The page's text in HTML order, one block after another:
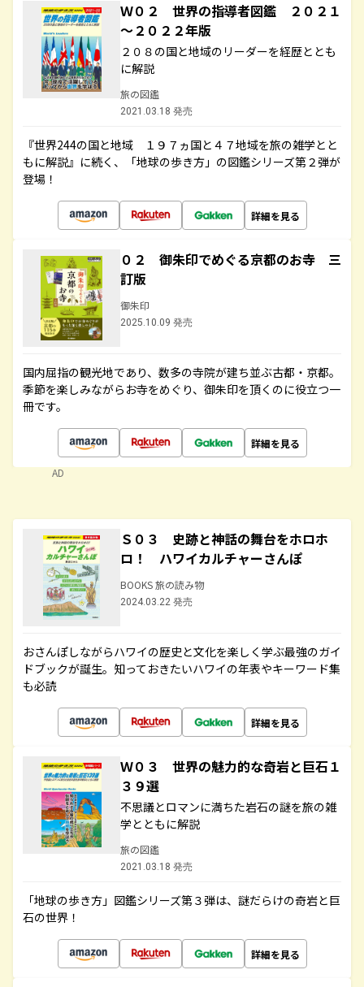
Ｗ０２ 世界の指導者図鑑 ２０２１
～２０２２年版
２０８の国と地域のリーダーを経歴ととも
に解説
旅の図鑑
2021.03.18 発売
『世界244の国と地域 １９７ヵ国と４７地域を旅の雑学とと
もに解説』に続く、「地球の歩き方」の図鑑シリーズ第２弾が
登場！
詳細を見る
０２ 御朱印でめぐる京都のお寺 三
訂版
御朱印
2025.10.09 発売
国内屈指の観光地であり、数多の寺院が建ち並ぶ古都・京都。
季節を楽しみながらお寺をめぐり、御朱印を頂くのに役立つ一
冊です。
詳細を見る
AD
Ｓ０３ 史跡と神話の舞台をホロホ
ロ！ ハワイカルチャーさんぽ
BOOKS 旅の読み物
2024.03.22 発売
おさんぽしながらハワイの歴史と文化を楽しく学ぶ最強のガイ
ドブックが誕生。知っておきたいハワイの年表やキーワード集
も必読
詳細を見る
Ｗ０３ 世界の魅力的な奇岩と巨石１
３９選
不思議とロマンに満ちた岩石の謎を旅の雑
学とともに解説
旅の図鑑
2021.03.18 発売
「地球の歩き方」図鑑シリーズ第３弾は、謎だらけの奇岩と巨
石の世界！
詳細を見る